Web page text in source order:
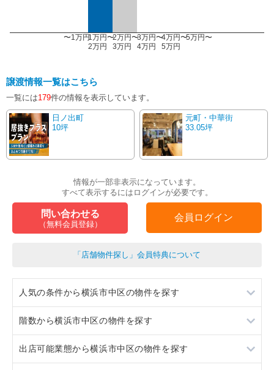
〜1万円1万円〜
2万円
2万円〜
3万円
3万円〜
4万円
4万円〜
5万円
5万円〜
譲渡情報一覧はこちら
一覧には179件の情報を表示しています。
日ノ出町
10坪
元町・中華街
33.05坪
情報が一部非表示になっています。
すべて表示するにはログインが必要です。
問い合わせる
（無料会員登録）
会員ログイン
「店舗物件探し」会員特典について
人気の条件から横浜市中区の物件を探す
居抜き
スケルトン
階数から横浜市中区の物件を探す
地下
出店可能業態から横浜市中区の物件を探す